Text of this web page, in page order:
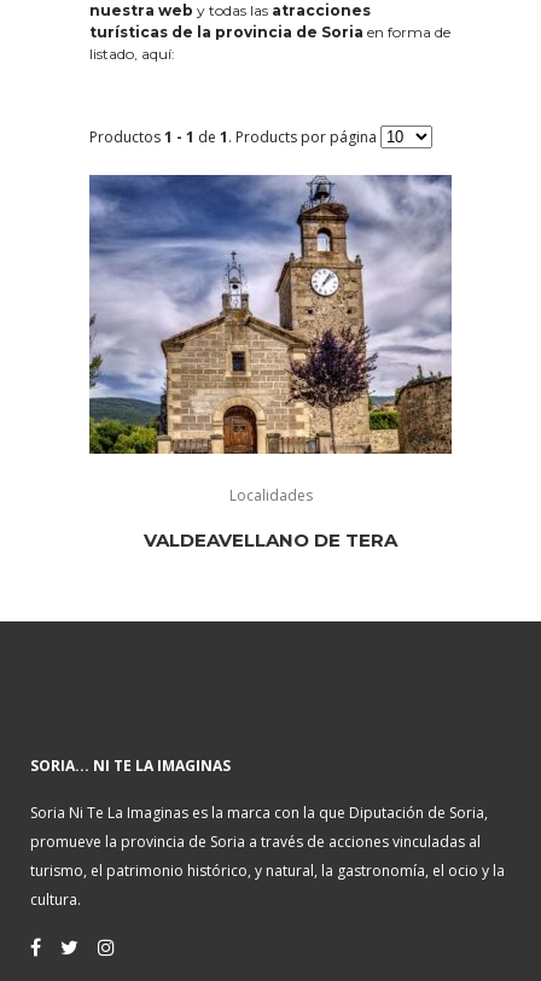
nuestra web y todas las atracciones
turísticas de la provincia de Soria en forma de
listado, aquí:
Productos1 - 1 de 1. Products por página
Localidades
VALDEAVELLANO DE TERA
SORIA... NI TE LA IMAGINAS
Soria Ni Te La Imaginas es la marca con la que Diputación de Soria,
promueve la provincia de Soria a través de acciones vinculadas al
turismo, el patrimonio histórico, y natural, la gastronomía, el ocio y la
cultura.